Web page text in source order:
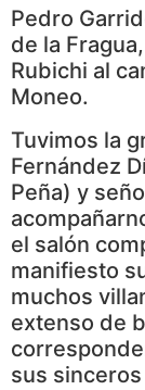
Pedro
de la
Rubichi al
Moneo.
Tuvimos la
Fernández
Peña) y
el salón
manifiesto
muchos
extenso de
sus